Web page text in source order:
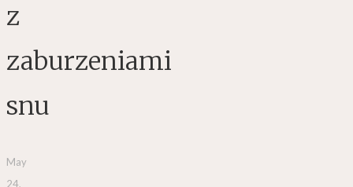
z
zaburzeniami
snu
May
24,